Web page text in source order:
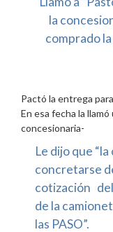
la
comprado
Pactó la entrega
En esa fecha la
concesionaria-
Le dijo que
concretarse
cotización
de la
las PASO”.